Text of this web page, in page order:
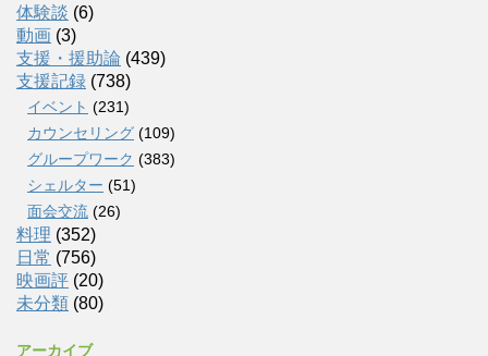
体験談 (6)
動画 (3)
支援・援助論 (439)
支援記録 (738)
イベント (231)
カウンセリング (109)
グループワーク (383)
シェルター (51)
面会交流 (26)
料理 (352)
日常 (756)
映画評 (20)
未分類 (80)
アーカイブ